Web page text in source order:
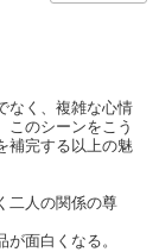
なく、複雑な心情
このシーンをこう
補完する以上の魅
二人の関係の尊
面白くなる。